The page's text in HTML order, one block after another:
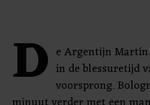
D e Argentijn Martín
in de blessuretijd
voorsprong.